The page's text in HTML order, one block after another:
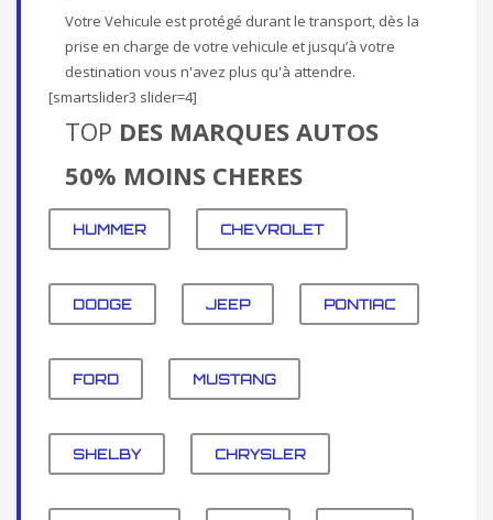
Votre Vehicule est protégé durant le transport, dès la
prise en charge de votre vehicule et jusqu’à votre
destination vous n'avez plus qu'à attendre.
[smartslider3 slider=4]
TOP DES MARQUES AUTOS
50% MOINS CHERES
HUMMER CHEVROLET
DODGE JEEP PONTIAC
FORD MUSTANG
SHELBY CHRYSLER